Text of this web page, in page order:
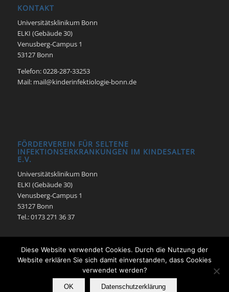
KONTAKT
Universitätsklinikum Bonn
ELKI (Gebäude 30)
Venusberg-Campus 1
53127 Bonn
Telefon: 0228-287-33253
Mail: mail@kinderinfektiologie-bonn.de
FÖRDERVEREIN FÜR SELTENE
INFEKTIONSERKRANKUNGEN IM KINDESALTER
E.V.
Universitätsklinikum Bonn
ELKI (Gebäude 30)
Venusberg-Campus 1
53127 Bonn
Tel.: 0173 271 36 37
© Pädiatrische Infektiologie - Enfold Theme by Kriesi
Diese Website verwendet Cookies. Durch die Nutzung der
Website erklären Sie sich damit einverstanden, dass Cookies
verwendet werden?
OK Datenschutzerklärung